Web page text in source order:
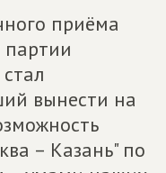
приёма
стал
вынести на
– Казань" по